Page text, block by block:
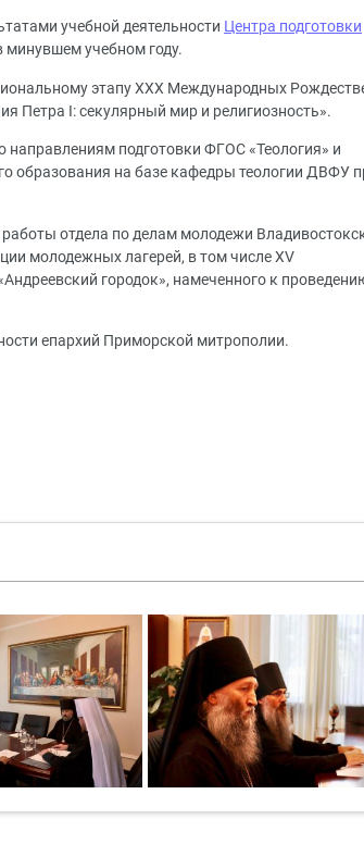
учебной деятельности Центра подготовки
минувшем учебном году.
этапу XXX Международных
Петра I: секулярный мир и религиозность».
направлениям подготовки ФГОС «Теология» и
образования на базе кафедры теологии ДВФУ
отдела по делам молодежи
молодежных лагерей, в том числе XV
городок», намеченного к
епархий Приморской митрополии.